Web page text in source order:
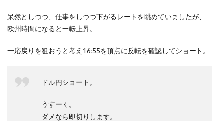
呆然としつつ、仕事をしつつ下がるレートを眺めていましたが、
欧州時間になると一転上昇。
一応戻りを狙おうと考え16:55を頂点に反転を確認してショート。
ドル円ショート。
うすーく。
ダメなら即切りします。